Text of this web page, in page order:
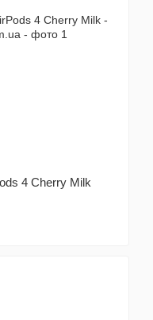
4 Cherry Milk